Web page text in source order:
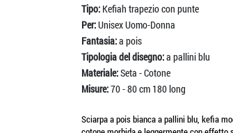
Tipo: Kefiah trapezio con punte
Per:Unisex Uomo-Donna
Fantasia:a pois
Tipologia del disegno:a pallini blu
Materiale:Seta - Cotone
Misure:70 - 80 cm 180 long
Sciarpa a pois bianca a pallini blu, kefia